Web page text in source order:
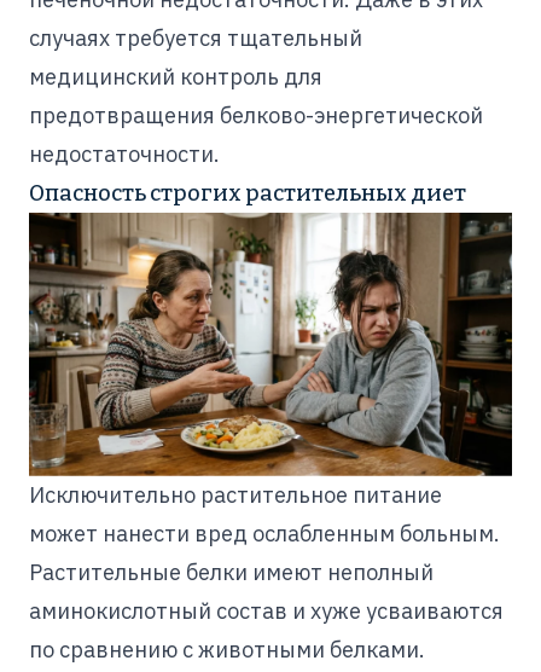
случаях требуется тщательный
медицинский контроль для
предотвращения белково-энергетической
недостаточности.
Опасность строгих растительных диет
Исключительно растительное питание
может нанести вред ослабленным больным.
Растительные белки имеют неполный
аминокислотный состав и хуже усваиваются
по сравнению с животными белками.